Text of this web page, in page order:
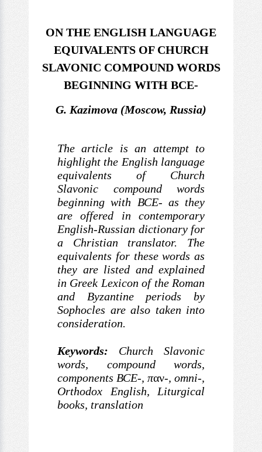
ON THE ENGLISH LANGUAGE
EQUIVALENTS OF CHURCH
SLAVONIC COMPOUND WORDS
BEGINNING WITH ВСЕ-
G. Kazimova (Moscow, Russia)
The article is an attempt to
highlight the English language
equivalents of Church
Slavonic compound words
beginning with ВСЕ- as they
are offered in contemporary
English-Russian dictionary for
a Christian translator. The
equivalents for these words as
they are listed and explained
in Greek Lexicon of the Roman
and Byzantine periods by
Sophocles are also taken into
consideration.
Keywords: Church Slavonic
words, compound words,
components ВСЕ-, παν-, omni-,
Orthodox English, Liturgical
books, translation